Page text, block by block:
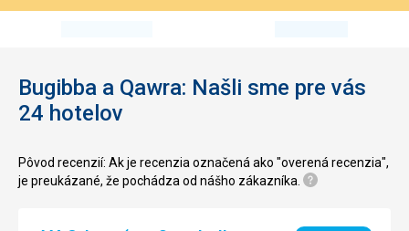
Bugibba a Qawra: Našli sme pre vás
24 hotelov
Pôvod recenzií: Ak je recenzia označená ako "overená recenzia",
je preukázané, že pochádza od nášho zákazníka.